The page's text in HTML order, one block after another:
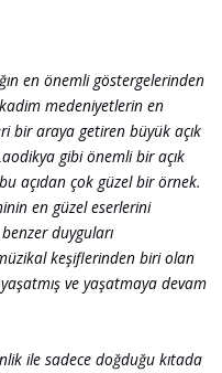
en önemli göstergelerinden
medeniyetlerin en
bir araya getiren büyük açık
gibi önemli bir açık
açıdan çok güzel bir örnek.
en güzel eserlerini
duyguları
keşiflerinden biri olan
ve yaşatmaya devam
ile sadece doğduğu kıtada